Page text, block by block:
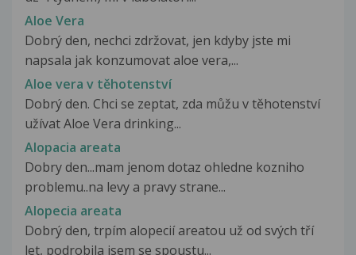
Aloe Vera
Dobrý den, nechci zdržovat, jen kdyby jste mi
napsala jak konzumovat aloe vera,...
Aloe vera v těhotenství
Dobrý den. Chci se zeptat, zda můžu v těhotenství
užívat Aloe Vera drinking...
Alopacia areata
Dobry den...mam jenom dotaz ohledne kozniho
problemu..na levy a pravy strane...
Alopecia areata
Dobrý den, trpím alopecií areatou už od svých tří
let, podrobila jsem se spoustu...